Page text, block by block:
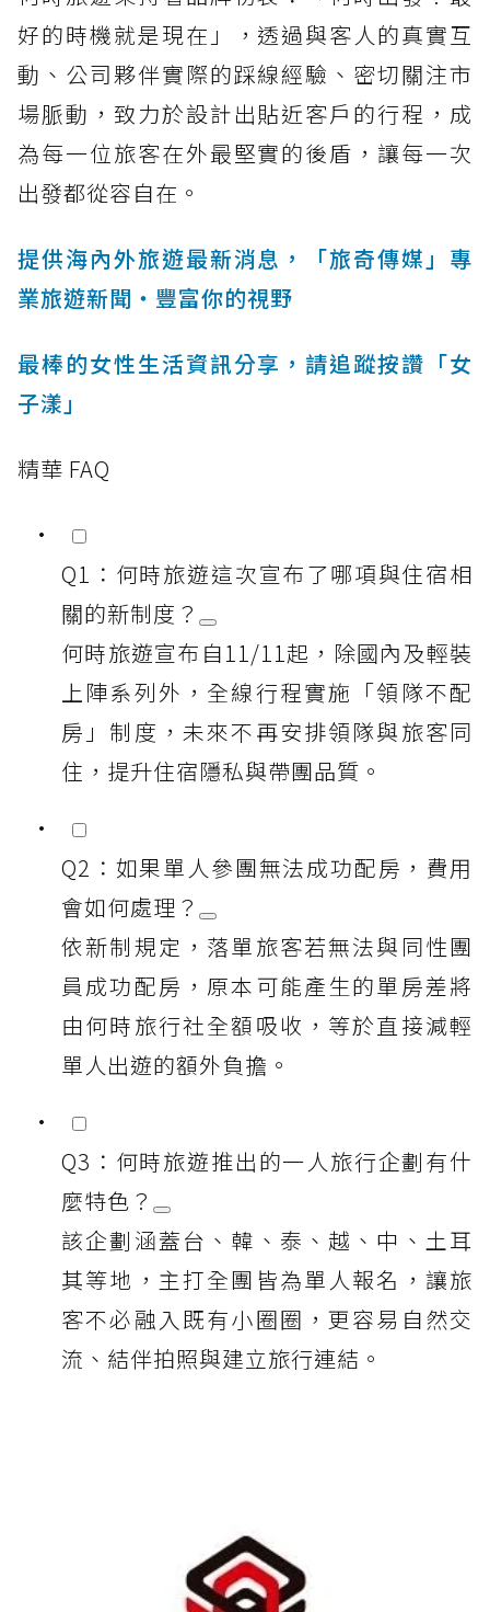
好的時機就是現在」，透過與客人的真實互
動、公司夥伴實際的踩線經驗、密切關注市
場脈動，致力於設計出貼近客戶的行程，成
為每一位旅客在外最堅實的後盾，讓每一次
出發都從容自在。
提供海內外旅遊最新消息，「旅奇傳媒」專
業旅遊新聞‧豐富你的視野
最棒的女性生活資訊分享，請追蹤按讚「女
子漾」
精華 FAQ
Q1：何時旅遊這次宣布了哪項與住宿相
關的新制度？
何時旅遊宣布自11/11起，除國內及輕裝
上陣系列外，全線行程實施「領隊不配
房」制度，未來不再安排領隊與旅客同
住，提升住宿隱私與帶團品質。
Q2：如果單人參團無法成功配房，費用
會如何處理？
依新制規定，落單旅客若無法與同性團
員成功配房，原本可能產生的單房差將
由何時旅行社全額吸收，等於直接減輕
單人出遊的額外負擔。
Q3：何時旅遊推出的一人旅行企劃有什
麼特色？
該企劃涵蓋台、韓、泰、越、中、土耳
其等地，主打全團皆為單人報名，讓旅
客不必融入既有小圈圈，更容易自然交
流、結伴拍照與建立旅行連結。